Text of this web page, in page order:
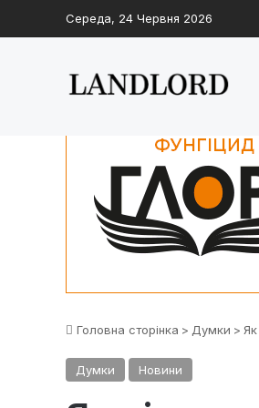
Середа, 24 Червня 2026
Головна сторінка > Думки >
Думки Новини